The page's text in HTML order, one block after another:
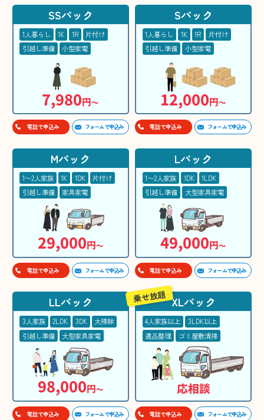
SSパック
1人暮らし 1K 1R
片付け
引越し準備
小型家電
7,980円〜
電話で申込み フォームで申込み
Sパック
1人暮らし 1K 1R
片付け
引越し準備
小型家電
12,000円〜
電話で申込み フォームで申込み
Mパック
1〜2人家族 1K 1DK
片付け
引越し準備
家具家電
29,000円〜
電話で申込み フォームで申込み
Lパック
1〜2人家族 1DK
1LDK
引越し準備
大型家具家電
49,000円〜
電話で申込み フォームで申込み
LLパック
3人家族 2LDK 3DK
大掃除
引越し準備
大型家具家電
98,000円〜
電話で申込み フォームで申込み
XLパック
4人家族以上
3LDK以上
遺品整理
ゴミ屋敷清掃
応相談
乗せ放題
電話で申込み フォームで申込み